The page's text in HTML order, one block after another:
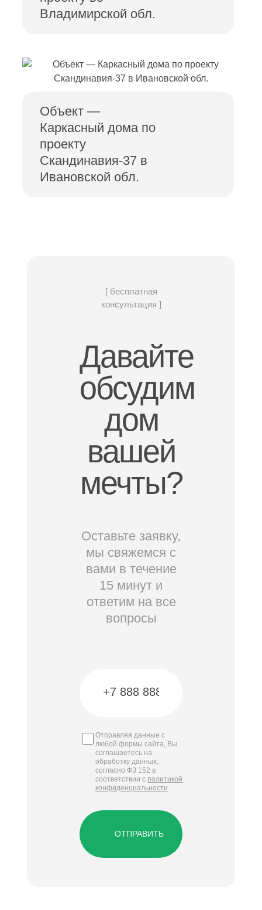
Владимирской обл.
Объект —
Каркасный дома по
проекту
Скандинавия-37 в
Ивановской обл.
[ бесплатная
консультация ]
Давайте
обсудим
дом
вашей
мечты?
Оставьте заявку,
мы свяжемся с
вами в течение
15 минут и
ответим на все
вопросы
Отправляя данные с
любой формы сайта, Вы
соглашаетесь на
обработку данных,
согласно ФЗ 152 в
соответствии с политикой
конфиденциальности.
ОТПРАВИТЬ